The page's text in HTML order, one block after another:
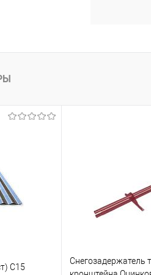
С15
Снегозадержатель